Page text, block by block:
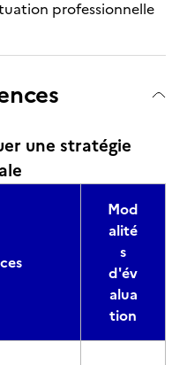
professionnelle
une stratégie
Mod
alité
s
d'év
alua
tion